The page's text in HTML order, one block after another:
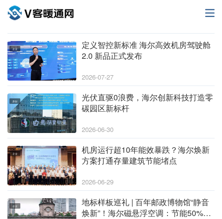
企业
定义智控新标准 海尔高效机房驾驶舱
2.0 新品正式发布
2026-07-27
原创
光伏直驱0浪费，海尔创新科技打造零
碳园区新标杆
2026-06-30
企业
机房运行超10年能效暴跌？海尔焕新
方案打通存量建筑节能堵点
2026-06-29
企业
地标样板巡礼 | 百年邮政博物馆“静音
焕新”！海尔磁悬浮空调：节能50%，